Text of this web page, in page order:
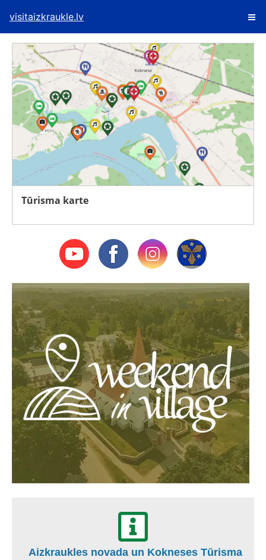
visitaizkraukle.lv
Tūrisma karte
Aizkraukles novada un Kokneses Tūrisma